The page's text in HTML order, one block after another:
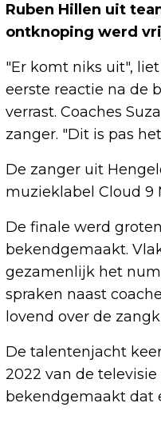
Ruben Hillen uit
ontknoping werd
"Er komt niks uit",
eerste reactie na de
verrast. Coaches
zanger. "Dit is pas
De zanger uit
muzieklabel Cloud 9
De finale werd
bekendgemaakt.
gezamenlijk het
spraken naast
lovend over de
De talentenjacht
2022 van de
bekendgemaakt dat